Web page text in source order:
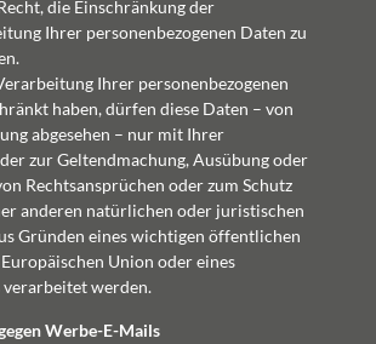
die Einschränkung der
Ihrer personenbezogenen Daten zu
Ihrer personenbezogenen
haben, dürfen diese Daten – von
abgesehen – nur mit Ihrer
zur Geltendmachung, Ausübung oder
Rechtsansprüchen oder zum Schutz
anderen natürlichen oder juristischen
Gründen eines wichtigen öffentlichen
Union oder eines
werden.
Werbe-E-Mails